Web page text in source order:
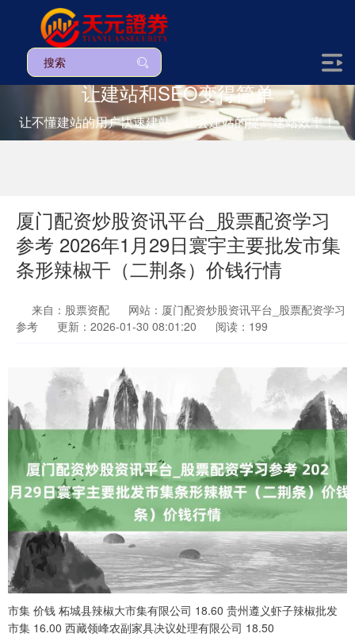
让建站和SEO变得简单
让不懂建站的用户快速建站，让会建站的提高建站效率！
厦门配资炒股资讯平台_股票配资学习
参考 2026年1月29日寰宇主要批发市集
条形辣椒干（二荆条）价钱行情
来自：股票资配
网站：厦门配资炒股资讯平台_股票配资学习
参考
更新：2026-01-30 08:01:20 阅读：199
市集 价钱 柘城县辣椒大市集有限公司 18.60 贵州遵义虾子辣椒批发
市集 16.00 西藏领峰农副家具决议处理有限公司 18.50